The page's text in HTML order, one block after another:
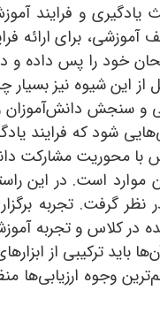
و فرایند
آموزشی، برای ارائه
خود را پس داده
این شیوه نیز
و سنجش
شود که فرایند
محوریت مشارکت
موارد است. در این
نظر گرفت. تجربه
در کلاس و تجربه
باید ترکیبی از
وجوه ارزیابی‌ها